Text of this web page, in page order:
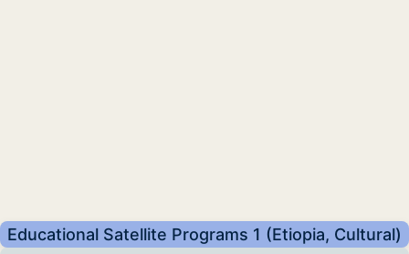
Educational Satellite Programs 1 (Etiopia, Cultural)